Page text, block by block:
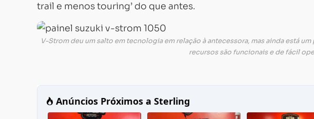
trail e menos touring’ do que antes.
V-Strom deu um salto em tecnologia em relação à antecessora, mas ainda está
recursos são funcionais e de fácil